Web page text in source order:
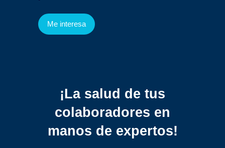
Me interesa
¡La salud de tus
colaboradores en
manos de expertos!